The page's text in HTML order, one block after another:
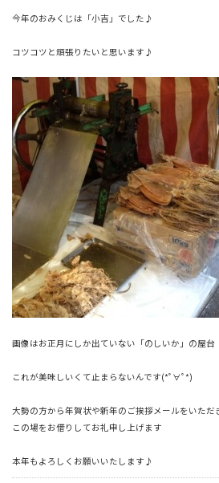
今年のおみくじは「小吉」でした♪
コツコツと頑張りたいと思います♪
画像はお正月にしか出ていない「のしいか」の屋台
これが美味しいくて止まらないんです(*ﾟ∀ﾟ*)
大勢の方から年賀状や新年のご挨拶メールをいた
この場をお借りしてお礼申し上げます
本年もよろしくお願いいたします♪